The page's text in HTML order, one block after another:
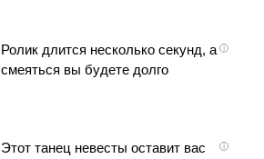
i
Ролик длится несколько секунд, а
смеяться вы будете долго
i
Этот танец невесты оставит вас